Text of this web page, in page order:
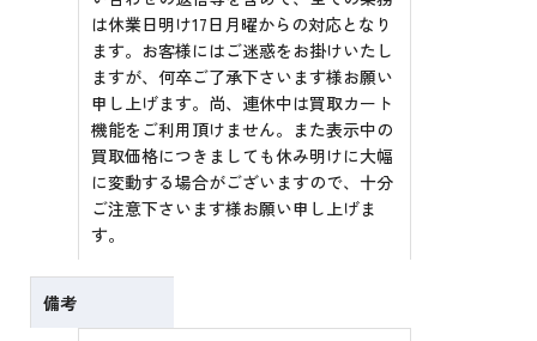
は休業日明け17日月曜からの対応となり
ます。お客様にはご迷惑をお掛けいたし
ますが、何卒ご了承下さいます様お願い
申し上げます。尚、連休中は買取カート
機能をご利用頂けません。また表示中の
買取価格につきましても休み明けに大幅
に変動する場合がございますので、十分
ご注意下さいます様お願い申し上げま
す。
備考